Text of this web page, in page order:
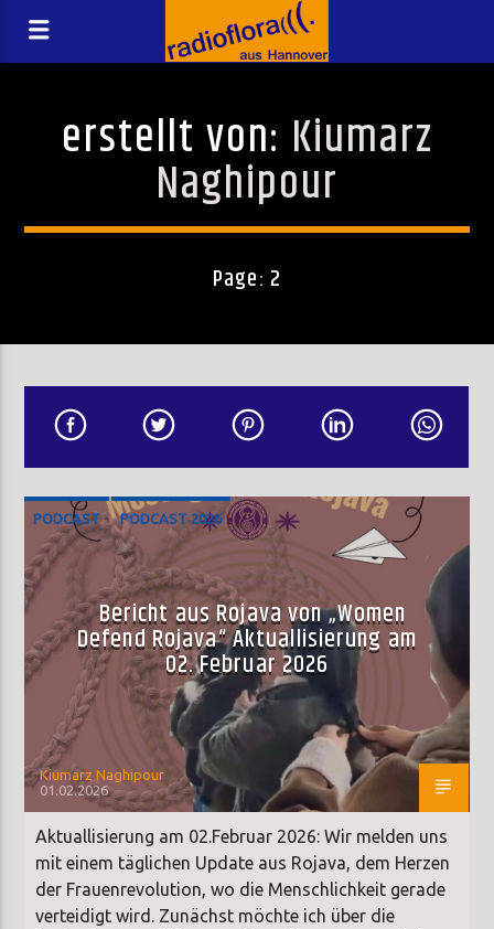
erstellt von: Kiumarz
Naghipour
Page: 2
PODCAST PODCAST 2026
Bericht aus Rojava von „Women
Defend Rojava“ Aktuallisierung am
02. Februar 2026
Kiumarz Naghipour
01.02.2026
Aktuallisierung am 02.Februar 2026: Wir melden uns
mit einem täglichen Update aus Rojava, dem Herzen
der Frauenrevolution, wo die Menschlichkeit gerade
verteidigt wird. Zunächst möchte ich über die